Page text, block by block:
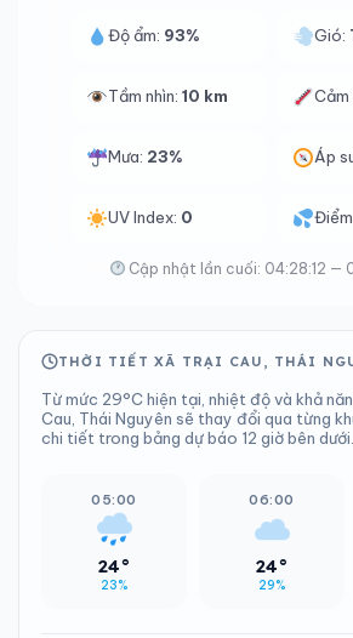
Độ ẩm: 93% Gió:
Tầm nhìn: 10 km Cảm
Mưa: 23% Áp
UV Index: 0
Cập nhật lần cuối: 04:28:12
THỜI TIẾT XÃ TRẠI CAU, THÁI
Từ mức 29°C hiện tại, nhiệt độ và khả
Cau, Thái Nguyên sẽ thay đổi qua từng
chi tiết trong bảng dự báo 12 giờ bên dưới.
05:00
24°
23%
06:00
24°
29%